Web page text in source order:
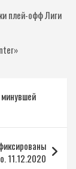
плей-офф Лиги
11.12.2020